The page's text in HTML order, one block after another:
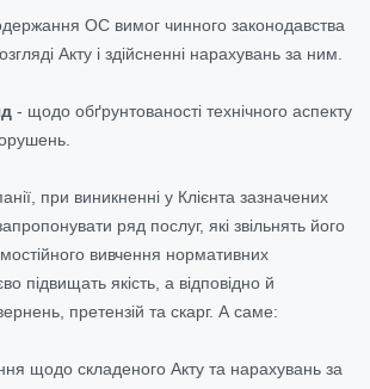
ОС вимог чинного законодавства
Акту і здійсненні нарахувань за ним.
- щодо обґрунтованості технічного аспекту
при виникненні у Клієнта зазначених
ряд послуг, які звільнять його
вивчення нормативних
підвищать якість, а відповідно й
претензій та скарг. А саме:
щодо складеного Акту та нарахувань за